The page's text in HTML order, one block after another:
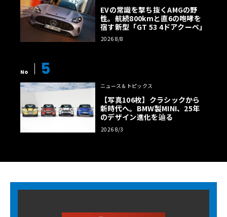
EVの常識を撃ち抜くAMGの野
性。航続800kmと直6の咆哮を
宿す新型「GT 53 4ドアクーペ」
2026 8/8
No 5
ニュース＆トピックス
【写真106枚】クラシックから
新時代へ。BMW製MINI、25年
のデザイン進化を辿る
2026 8/3